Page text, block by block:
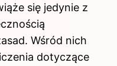
się jedynie z
Wśród nich
dotyczące